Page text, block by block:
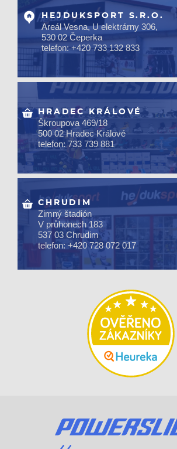
HEJDUKSPORT S.R.O.
Areál Vesna, U elektrárny 306,
530 02 Čeperka
telefon: +420 733 132 833
HRADEC KRÁLOVÉ
Škroupova 469/18
500 02 Hradec Králové
telefon: 733 739 881
CHRUDIM
Zimný štadión
V průhonech 183
537 03 Chrudim
telefon: +420 728 072 017